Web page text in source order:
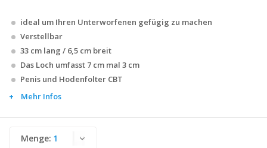
ideal um Ihren Unterworfenen gefügig zu machen
Verstellbar
33 cm lang / 6,5 cm breit
Das Loch umfasst 7 cm mal 3 cm
Penis und Hodenfolter CBT
Mehr Infos
Menge: